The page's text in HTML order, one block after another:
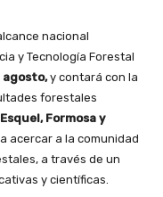
nacional
y Tecnología Forestal
agosto,y contará con la
forestales
Formosa y
acercar a la comunidad
a través de un
y científicas.